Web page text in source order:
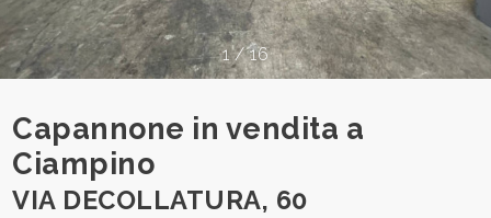
1 / 16
Capannone in vendita a
Ciampino
VIA DECOLLATURA, 60
Provincia
Comune